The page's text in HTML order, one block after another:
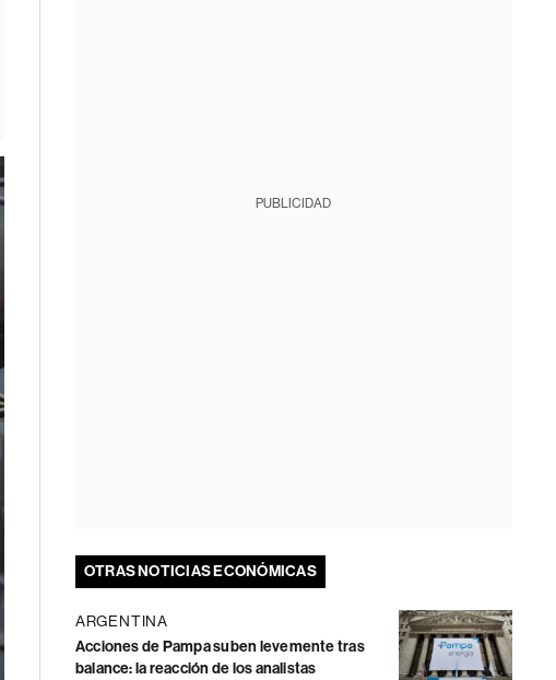
PUBLICIDAD
OTRAS NOTICIAS ECONÓMICAS
ARGENTINA
Acciones de Pampa suben levemente tras
balance: la reacción de los analistas